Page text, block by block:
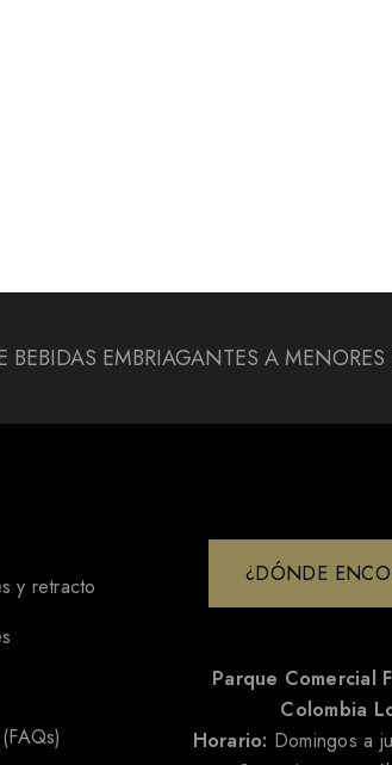
EMBRIAGANTES A
y retracto
¿DÓNDE
Parque Comercial
Colombia
Horario: Domingos a